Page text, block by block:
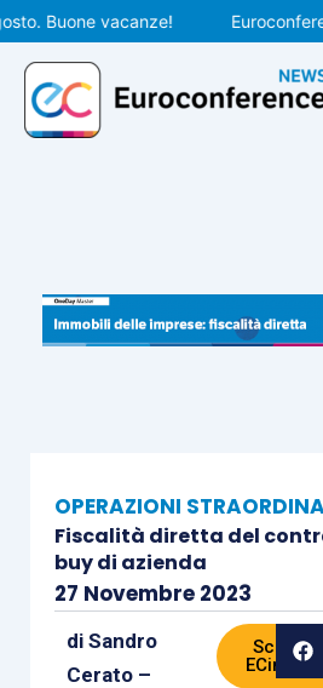
Vai
al
contenuto
Buone vacanze!
OPERAZIONI
Fiscalità diretta del
buy di azienda
27 Novembre 2023
di Sandro
Cerato –
Scheda